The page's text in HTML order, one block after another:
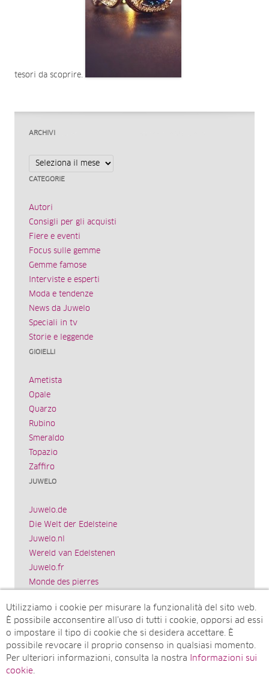
tesori da scoprire.
ARCHIVI
Archivi
CATEGORIE
Autori
Consigli per gli acquisti
Fiere e eventi
Focus sulle gemme
Gemme famose
Interviste e esperti
Moda e tendenze
News da Juwelo
Speciali in tv
Storie e leggende
GIOIELLI
Ametista
Opale
Quarzo
Rubino
Smeraldo
Topazio
Zaffiro
JUWELO
Juwelo.de
Die Welt der Edelsteine
Juwelo.nl
Wereld van Edelstenen
Juwelo.fr
Monde des pierres
El mundo de las piedras preciosas
Rocks & Co.
World of Gemstones
Juwelo.com
Ädelstenarnas Värld
Utilizziamo i cookie per misurare la funzionalità del sito web.
È possibile acconsentire all’uso di tutti i cookie, opporsi ad essi
o impostare il tipo di cookie che si desidera accettare. È
possibile revocare il proprio consenso in qualsiasi momento.
Per ulteriori informazioni, consulta la nostra
Informazioni sui
cookie.